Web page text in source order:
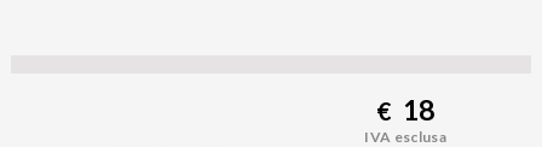
€ 18
IVA esclusa